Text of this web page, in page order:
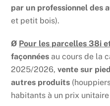
par un professionnel des
et petit bois).
Ø Pour les parcelles 38i
façonnées au cours de la
2025/2026,vente sur
autres produits
habitants à un prix unitaire